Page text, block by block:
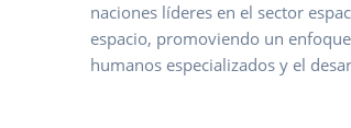
naciones líderes en el sector
espacio, promoviendo un
humanos especializados y el